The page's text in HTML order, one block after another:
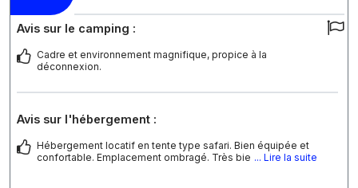
Avis sur le camping :
Cadre et environnement magnifique, propice à la
déconnexion.
Avis sur l'hébergement :
Hébergement locatif en tente type safari. Bien équipée et
confortable. Emplacement ombragé. Très bie ... Lire la suite